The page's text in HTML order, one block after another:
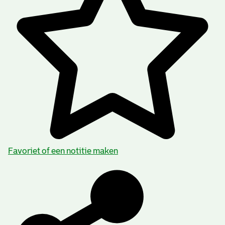
Favoriet of een notitie maken